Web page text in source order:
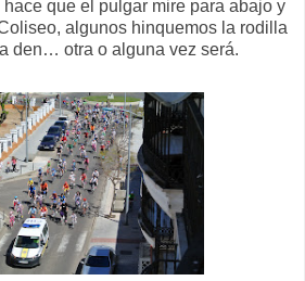
que el pulgar mire para abajo y
algunos hinquemos la rodilla
den… otra o alguna vez será.